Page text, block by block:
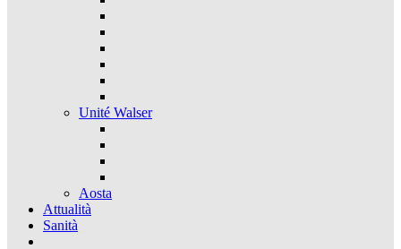
Unité Walser
Aosta
Attualità
Sanità